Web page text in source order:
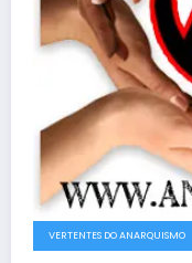
VERTENTES DO ANARQUISMO